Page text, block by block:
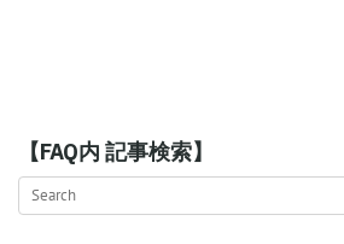
【FAQ内 記事検索】